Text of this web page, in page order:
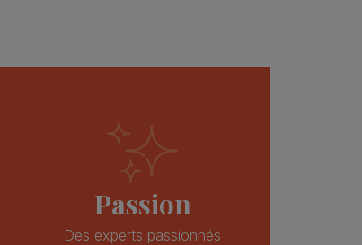
Passion
Des experts passionnés